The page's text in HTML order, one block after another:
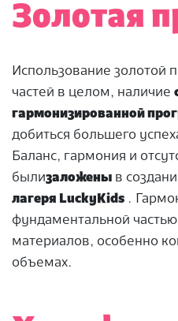
Золотая
Использование золотой
частей в целом, наличие
гармонизированной
добиться большего
Баланс, гармония и
былизаложены в
лагеря LuckyKids .
фундаментальной
материалов, особенно
объемах.